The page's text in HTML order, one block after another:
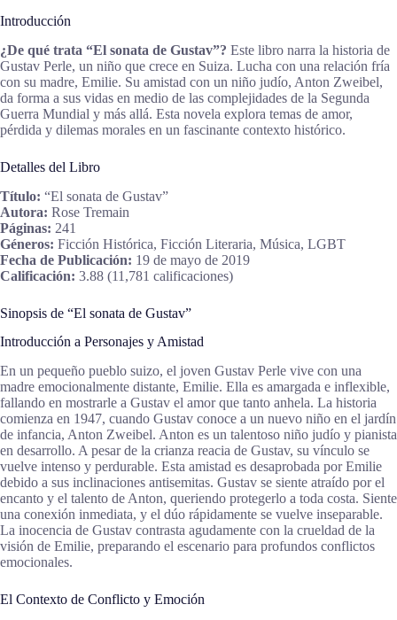
Introducción
¿De qué trata “El sonata de Gustav”? Este libro narra la historia de
Gustav Perle, un niño que crece en Suiza. Lucha con una relación fría
con su madre, Emilie. Su amistad con un niño judío, Anton Zweibel,
da forma a sus vidas en medio de las complejidades de la Segunda
Guerra Mundial y más allá. Esta novela explora temas de amor,
pérdida y dilemas morales en un fascinante contexto histórico.
Detalles del Libro
Título: “El sonata de Gustav”
Autora: Rose Tremain
Páginas: 241
Géneros: Ficción Histórica, Ficción Literaria, Música, LGBT
Fecha de Publicación: 19 de mayo de 2019
Calificación: 3.88 (11,781 calificaciones)
Sinopsis de “El sonata de Gustav”
Introducción a Personajes y Amistad
En un pequeño pueblo suizo, el joven Gustav Perle vive con una
madre emocionalmente distante, Emilie. Ella es amargada e inflexible,
fallando en mostrarle a Gustav el amor que tanto anhela. La historia
comienza en 1947, cuando Gustav conoce a un nuevo niño en el jardín
de infancia, Anton Zweibel. Anton es un talentoso niño judío y pianista
en desarrollo. A pesar de la crianza reacia de Gustav, su vínculo se
vuelve intenso y perdurable. Esta amistad es desaprobada por Emilie
debido a sus inclinaciones antisemitas. Gustav se siente atraído por el
encanto y el talento de Anton, queriendo protegerlo a toda costa. Siente
una conexión inmediata, y el dúo rápidamente se vuelve inseparable.
La inocencia de Gustav contrasta agudamente con la crueldad de la
visión de Emilie, preparando el escenario para profundos conflictos
emocionales.
El Contexto de Conflicto y Emoción